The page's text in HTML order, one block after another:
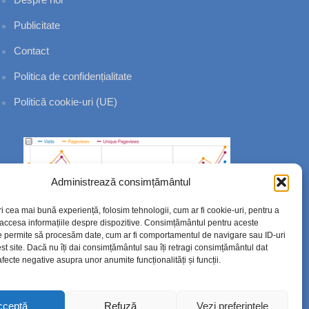
Administrează consimțământul
cea mai bună experiență, folosim tehnologii, cum ar fi cookie-uri, pentru a
informațiile despre dispozitive. Consimțământul pentru aceste
permite să procesăm date, cum ar fi comportamentul de navigare sau ID-uri
site. Dacă nu îți dai consimțământul sau îți retragi consimțământul dat
negative asupra unor anumite funcționalități și funcții.
Refuză Vezi preferințele
Publicitate
Contact
Politica de confidențialitate
Politică cookie-uri (UE)